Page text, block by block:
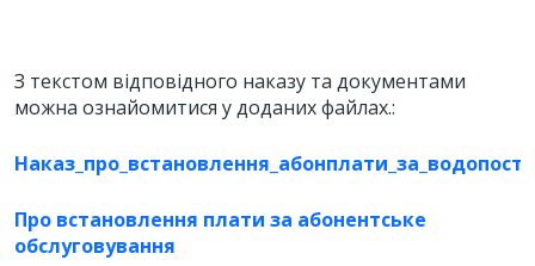
З текстом відповідного наказу та документами
можна ознайомитися у доданих файлах.:
Про встановлення плати за абонентське
обслуговування